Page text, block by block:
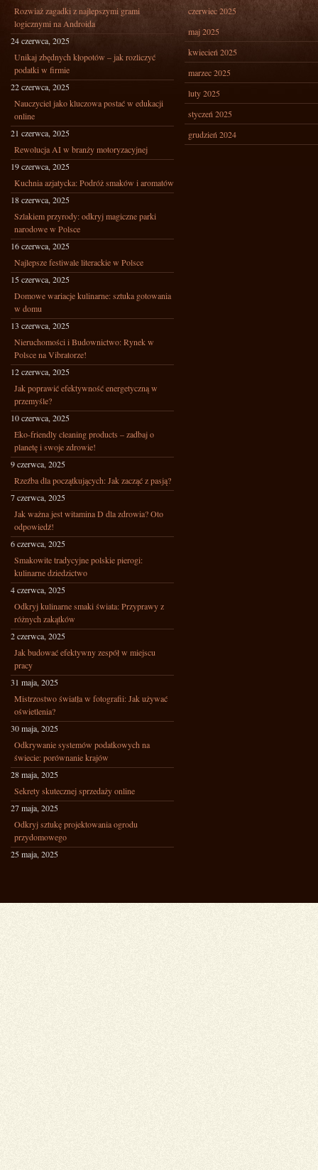
Rozwiaż zagadki z najlepszymi grami
logicznymi na Androida
24 czerwca, 2025
Unikaj zbędnych kłopotów – jak rozliczyć
podatki w firmie
22 czerwca, 2025
Nauczyciel jako kluczowa postać w edukacji
online
21 czerwca, 2025
Rewolucja AI w branży motoryzacyjnej
19 czerwca, 2025
Kuchnia azjatycka: Podróż smaków i aromatów
18 czerwca, 2025
Szlakiem przyrody: odkryj magiczne parki
narodowe w Polsce
16 czerwca, 2025
Najlepsze festiwale literackie w Polsce
15 czerwca, 2025
Domowe wariacje kulinarne: sztuka gotowania
w domu
13 czerwca, 2025
Nieruchomości i Budownictwo: Rynek w
Polsce na Vibratorze!
12 czerwca, 2025
Jak poprawić efektywność energetyczną w
przemyśle?
10 czerwca, 2025
Eko-friendly cleaning products – zadbaj o
planetę i swoje zdrowie!
9 czerwca, 2025
Rzeźba dla początkujących: Jak zacząć z pasją?
7 czerwca, 2025
Jak ważna jest witamina D dla zdrowia? Oto
odpowiedź!
6 czerwca, 2025
Smakowite tradycyjne polskie pierogi:
kulinarne dziedzictwo
4 czerwca, 2025
Odkryj kulinarne smaki świata: Przyprawy z
różnych zakątków
2 czerwca, 2025
Jak budować efektywny zespół w miejscu
pracy
31 maja, 2025
Mistrzostwo światła w fotografii: Jak używać
oświetlenia?
30 maja, 2025
Odkrywanie systemów podatkowych na
świecie: porównanie krajów
28 maja, 2025
Sekrety skutecznej sprzedaży online
27 maja, 2025
Odkryj sztukę projektowania ogrodu
przydomowego
25 maja, 2025
czerwiec 2025
maj 2025
kwiecień 2025
marzec 2025
luty 2025
styczeń 2025
grudzień 2024